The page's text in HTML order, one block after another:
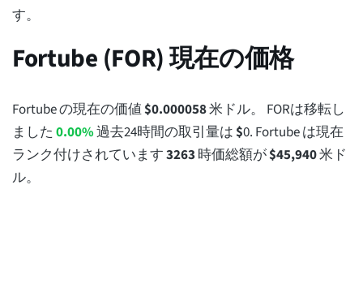
す。
Fortube (FOR) 現在の価格
Fortube の現在の価値$0.000058米ドル。 FORは移転し
ました0.00%過去24時間の取引量は$0. Fortube は現在
ランク付けされています3263 時価総額が$45,940米ド
ル。